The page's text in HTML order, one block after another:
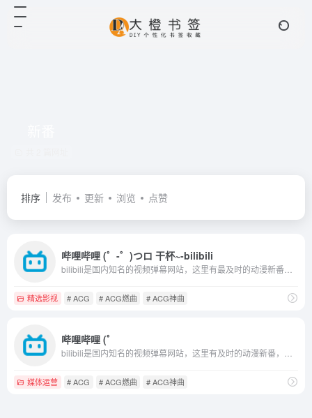
排序 发布 更新 浏览 点赞
哔哩哔哩 (゜-゜)つロ 干杯~-bilibili
精选影视 # ACG # ACG燃曲 # ACG神曲
哔哩哔哩 (゜
媒体运营 # ACG # ACG燃曲 # ACG神曲